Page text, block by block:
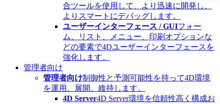
合ツールを使用して、より迅速に開発し、
よりスマートにデバッグします。
ユーザーインターフェース / GUIフォー
ム、リスト、メニュー、印刷オプションな
どの要素で4Dユーザーインターフェースを
強化します。
管理者向け
管理者向け制御性と予測可能性を持って4D環境
を運用、展開、維持します。
4D Server4D Server環境を信頼性高く構成お